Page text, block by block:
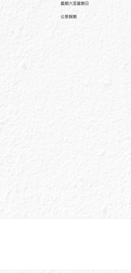
星期六至星期日
公眾假期